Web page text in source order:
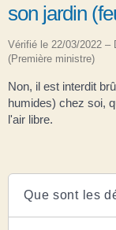
son jardin
Vérifié le 22/03/2022 –
(Première ministre)
Non, il est interdit
humides) chez soi,
l'air libre.
Que sont les